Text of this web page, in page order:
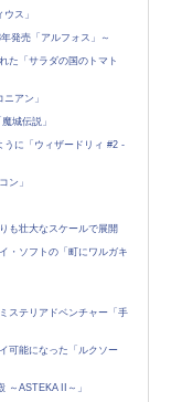
ス」
発売「アルフォス」～
た「サラダの国のトマト
アン」
城伝説」
うに「ウィザードリィ #2 -
ン」
も壮大なスケールで展開
・ソフトの「町にワルガキ
ステリアドベンチャー「手
可能になった「ルクソー
～ASTEKA II～」